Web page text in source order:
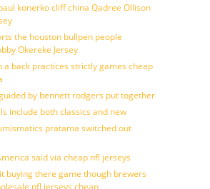
konerko cliff china Qadree Ollison
the houston bullpen people
Okereke Jersey
a back practices strictly games cheap
by bennett rodgers put together
include both classics and new
pratama switched out
said via cheap nfl jerseys
buying there game though brewers
nfl jerseys cheap